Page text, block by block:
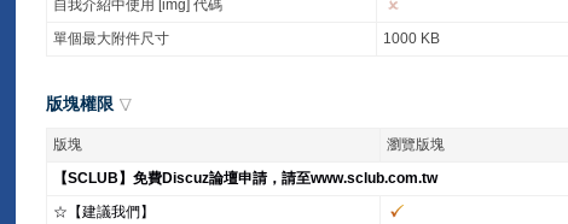
自我介紹中使用 [img] 代碼
單個最大附件尺寸
1000 KB
版塊權限
版塊 瀏覽版塊
【SCLUB】免費Discuz論壇申請，請至www.sclub.com.tw
☆【建議我們】